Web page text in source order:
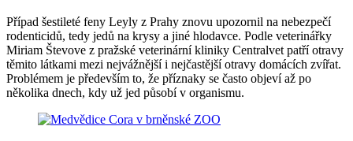
Případ šestileté feny Leyly z Prahy znovu upozornil na nebezpečí
rodenticidů, tedy jedů na krysy a jiné hlodavce. Podle veterinářky
Miriam Števove z pražské veterinární kliniky Centralvet patří otravy
těmito látkami mezi nejvážnější i nejčastější otravy domácích zvířat.
Problémem je především to, že příznaky se často objeví až po
několika dnech, kdy už jed působí v organismu.